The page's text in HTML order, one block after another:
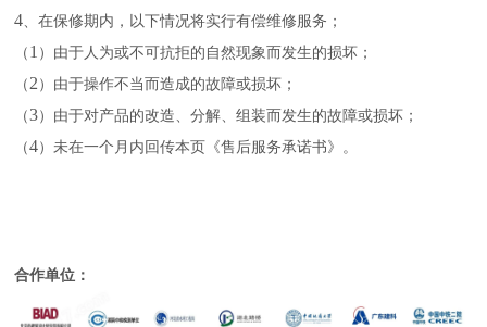
4、在保修期内，以下情况将实行有偿维修服务；
（ 1 ）由于人为或不可抗拒的自然现象而发生的损坏；
（2 ）由于操作不当而造成的故障或损坏；
（3）由于对产品的改造、分解、组装而发生的故障或损坏；
（4）未在一个月内回传本页《售后服务承诺书》。
合作单位：